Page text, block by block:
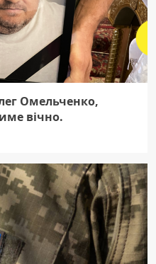
Омельченко,
вічно.